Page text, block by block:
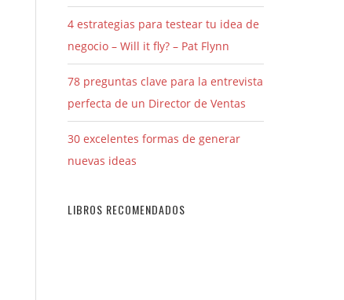
4 estrategias para testear tu idea de
negocio – Will it fly? – Pat Flynn
78 preguntas clave para la entrevista
perfecta de un Director de Ventas
30 excelentes formas de generar
nuevas ideas
LIBROS RECOMENDADOS